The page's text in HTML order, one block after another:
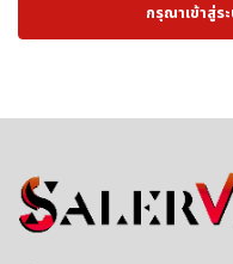
กรุณาเข้าสู่ร